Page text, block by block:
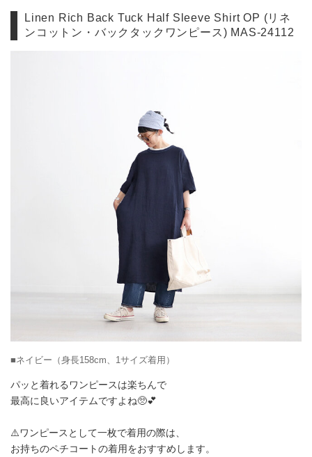
Linen Rich Back Tuck Half Sleeve Shirt OP (リネ
ンコットン・バックタックワンピース) MAS-24112
■ネイビー（身長158cm、1サイズ着用）
パッと着れるワンピースは楽ちんで
最高に良いアイテムですよね🥺💕
⚠️ワンピースとして一枚で着用の際は、
お持ちのペチコートの着用をおすすめします。